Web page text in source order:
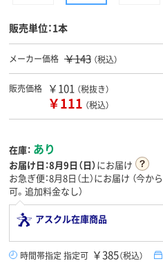
販売単位：1本
メーカー価格 ￥143 （税込）
販売価格 ￥101 （税抜き）
￥111 （税込）
在庫： あり
お届け日：8月9日（日）にお届け
お急ぎ便：8月8日（土）にお届け （今から
可。追加料金なし）
アスクル在庫商品
時間帯指定 指定可 ￥385（税込）